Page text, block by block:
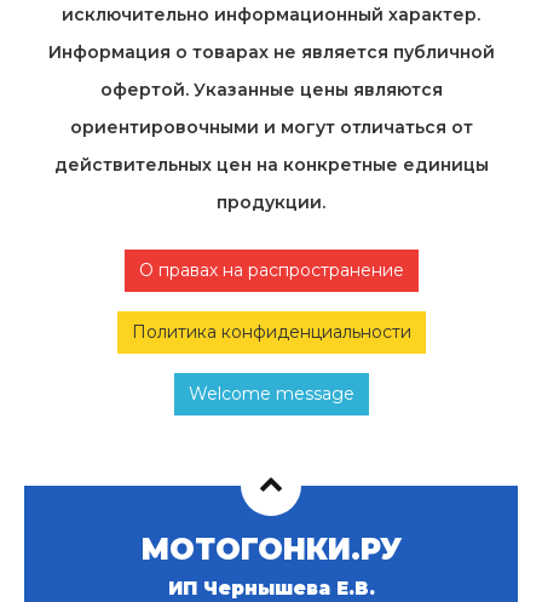
исключительно информационный характер.
Информация о товарах не является публичной
офертой. Указанные цены являются
ориентировочными и могут отличаться от
действительных цен на конкретные единицы
продукции.
О правах на распространение
Политика конфиденциальности
Welcome message
МОТОГОНКИ.РУ
ИП Чернышева Е.В.